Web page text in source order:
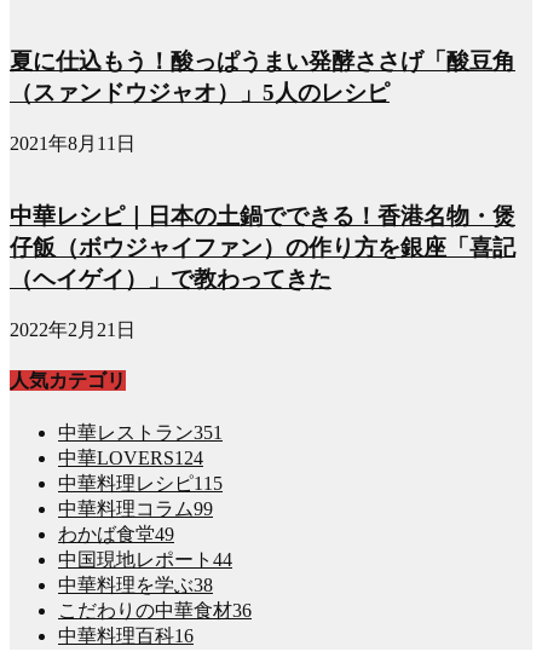
夏に仕込もう！酸っぱうまい発酵ささげ「酸豆角
（スァンドウジャオ）」5人のレシピ
2021年8月11日
中華レシピ｜日本の土鍋でできる！香港名物・煲
仔飯（ボウジャイファン）の作り方を銀座「喜記
（ヘイゲイ）」で教わってきた
2022年2月21日
人気カテゴリ
中華レストラン351
中華LOVERS124
中華料理レシピ115
中華料理コラム99
わかば食堂49
中国現地レポート 44
中華料理を学ぶ38
こだわりの中華食材36
中華料理百科16